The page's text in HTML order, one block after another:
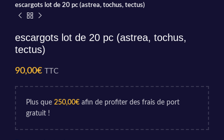
escargots lot de 20 pc (astrea, tochus, tectus)
escargots lot de 20 pc (astrea, tochus,
tectus)
90,00€ TTC
Plus que 250,00€ afin de profiter des frais de port
gratuit !